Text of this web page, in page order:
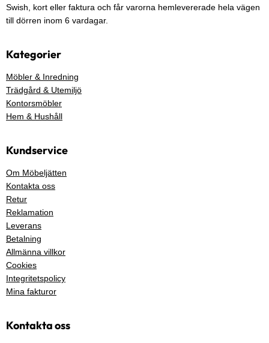
Swish, kort eller faktura och får varorna hemlevererade hela vägen
till dörren inom 6 vardagar.
Kategorier
Möbler & Inredning
Trädgård & Utemiljö
Kontorsmöbler
Hem & Hushåll
Kundservice
Om Möbeljätten
Kontakta oss
Retur
Reklamation
Leverans
Betalning
Allmänna villkor
Cookies
Integritetspolicy
Mina fakturor
Kontakta oss